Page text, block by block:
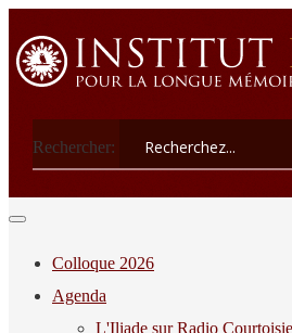
Rechercher:
Colloque 2026
Agenda
L'Iliade sur Radio Courtoisie